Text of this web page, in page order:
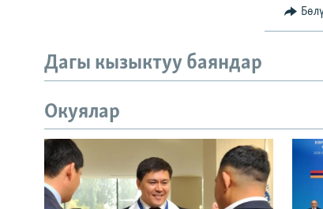
Дагы кызыктуу баяндар
Окуялар